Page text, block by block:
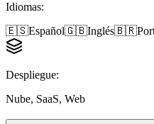
Idiomas:
🇪🇸Español🇬🇧Inglés🇧🇷
Despliegue:
Nube, SaaS, Web